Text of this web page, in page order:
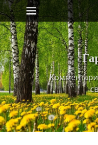
Skip
to
content
Primary Menu